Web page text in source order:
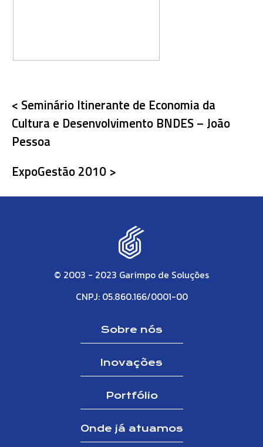
< Seminário Itinerante de Economia da
Cultura e Desenvolvimento BNDES – João
Pessoa
ExpoGestão 2010 >
© 2003 - 2023 Garimpo de Soluções
CNPJ: 05.860.166/0001-00
Sobre nós
Inovações
Portfólio
Onde já atuamos